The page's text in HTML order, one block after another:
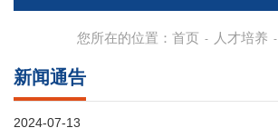
您所在的位置： 首页 - 人才培养 -
新闻通告
2024-07-13